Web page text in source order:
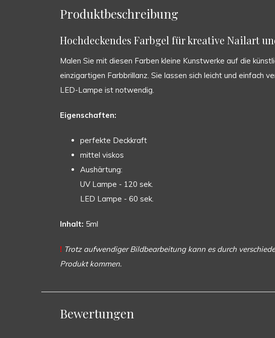
Produktbeschreibung
Hochdeckendes Farbgel für kreative Nailart
Malen Sie mit diesen Farben kleine Kunstwerke auf die
einzigartigen Farbbrillanz. Sie lassen sich leicht und einfach
LED-Lampe ist notwendig.
Eigenschaften:
perfekte Deckkraft
mittel viskos
Aushärtung:
UV Lampe - 120 sek.
LED Lampe - 60 sek.
Inhalt: 5ml
! Trotz aufwendiger Bildbearbeitung kann es durch
Produkt kommen.
Bewertungen